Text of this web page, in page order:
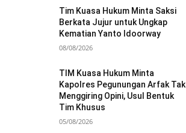
Tim Kuasa Hukum Minta Saksi
Berkata Jujur untuk Ungkap
Kematian Yanto Idoorway
08/08/2026
TIM Kuasa Hukum Minta
Kapolres Pegunungan Arfak Tak
Menggiring Opini, Usul Bentuk
Tim Khusus
05/08/2026